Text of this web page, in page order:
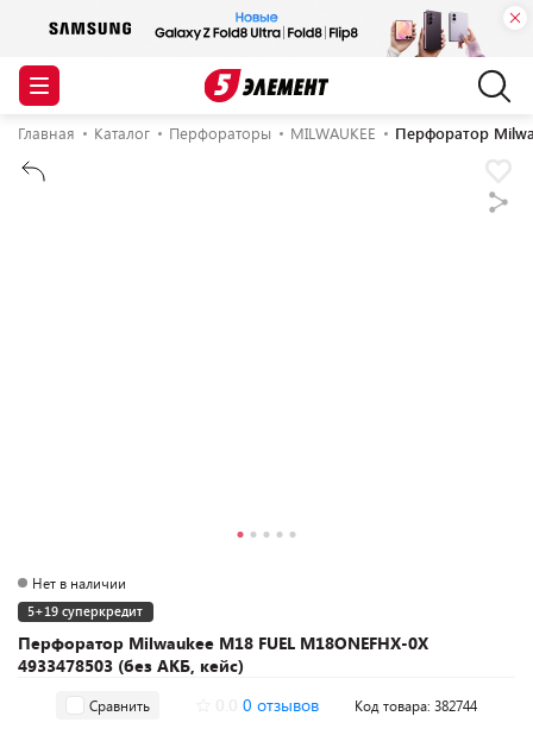
Главная Каталог Перфораторы MILWAUKEE Перфоратор
Перфоратор Milwaukee M18 FUEL M18ONEFHX-0X
4933478503 (без АКБ, кейс)
Нет в наличии
5+19 суперкредит
Сравнить 0 отзывов Код товара: 382744